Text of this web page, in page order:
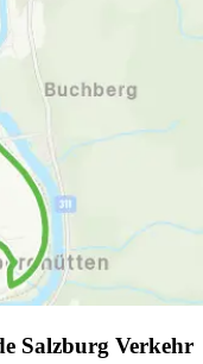
Salzburg Verkehr